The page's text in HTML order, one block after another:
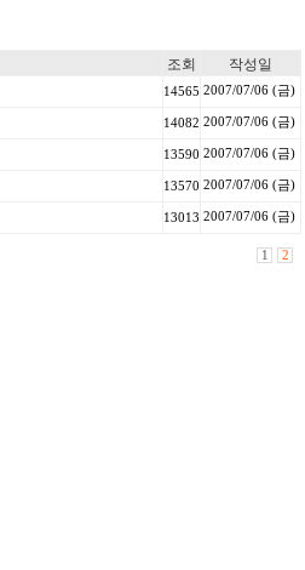
조회 작성일
14565 2007/07/06 (금)
14082 2007/07/06 (금)
13590 2007/07/06 (금)
13570 2007/07/06 (금)
13013 2007/07/06 (금)
1 2